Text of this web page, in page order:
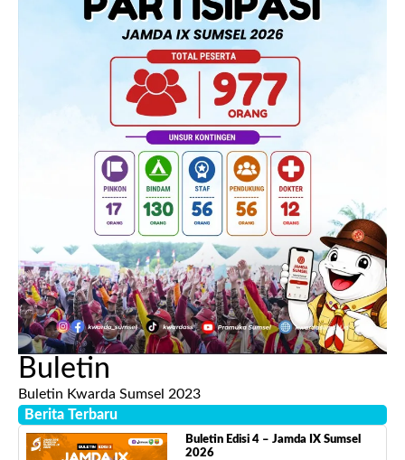
Buletin
Buletin Kwarda Sumsel 2023
Berita Terbaru
Buletin Edisi 4 – Jamda IX Sumsel
2026